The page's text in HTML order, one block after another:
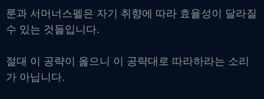
룬과 서머너스펠은 자기 취향에 따라 효율성이 달라질
수 있는 것들입니다.
절대 이 공략이 옳으니 이 공략대로 따라하라는 소리
가 아닙니다.